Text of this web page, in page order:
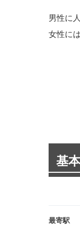
男性に
女性に
基
最寄駅